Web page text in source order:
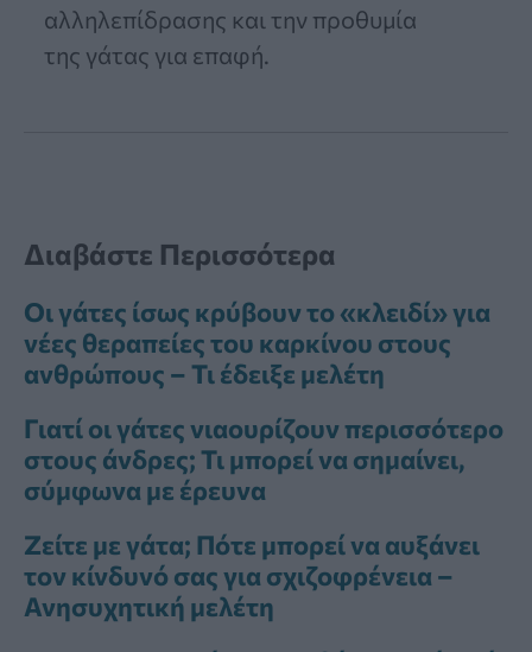
αλληλεπίδρασης και την προθυμία
της γάτας για επαφή.
Διαβάστε Περισσότερα
Οι γάτες ίσως κρύβουν το «κλειδί» για
νέες θεραπείες του καρκίνου στους
ανθρώπους – Τι έδειξε μελέτη
Γιατί οι γάτες νιαουρίζουν περισσότερο
στους άνδρες; Τι μπορεί να σημαίνει,
σύμφωνα με έρευνα
Ζείτε με γάτα; Πότε μπορεί να αυξάνει
τον κίνδυνό σας για σχιζοφρένεια –
Ανησυχητική μελέτη